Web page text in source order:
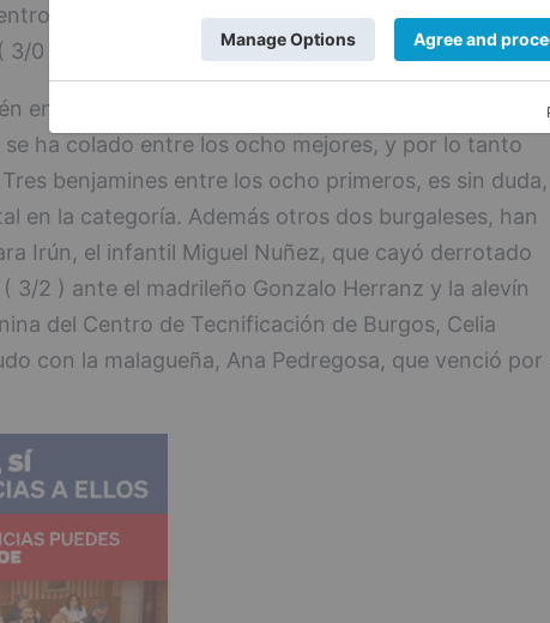
donde Berzosa ha sido superior y se ha colgado
0 ).
en esta categoría benjamín masculino, el burgalés
se ha colado entre los ocho mejores, y por lo tanto
benjamines entre los ocho primeros, es sin duda,
en la categoría. Además otros dos burgaleses, han
Irún, el infantil Miguel Nuñez, que cayó derrotado
3/2 ) ante el madrileño Gonzalo Herranz y la alevín
del Centro de Tecnificación de Burgos, Celia
con la malagueña, Ana Pedregosa, que venció por